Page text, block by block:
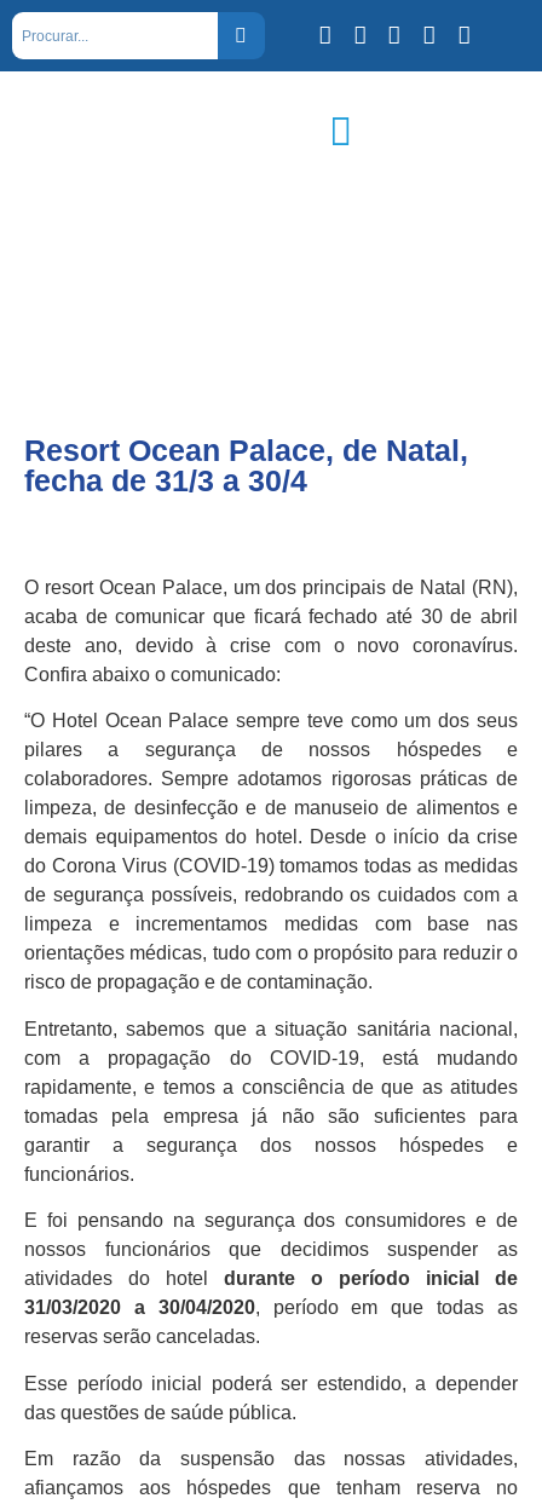
Resort Ocean Palace, de Natal,
fecha de 31/3 a 30/4
O resort Ocean Palace, um dos principais de Natal (RN),
acaba de comunicar que ficará fechado até 30 de abril
deste ano, devido à crise com o novo coronavírus.
Confira abaixo o comunicado:
“O Hotel Ocean Palace sempre teve como um dos seus
pilares a segurança de nossos hóspedes e
colaboradores. Sempre adotamos rigorosas práticas de
limpeza, de desinfecção e de manuseio de alimentos e
demais equipamentos do hotel. Desde o início da crise
do Corona Virus (COVID-19) tomamos todas as medidas
de segurança possíveis, redobrando os cuidados com a
limpeza e incrementamos medidas com base nas
orientações médicas, tudo com o propósito para reduzir o
risco de propagação e de contaminação.
Entretanto, sabemos que a situação sanitária nacional,
com a propagação do COVID-19, está mudando
rapidamente, e temos a consciência de que as atitudes
tomadas pela empresa já não são suficientes para
garantir a segurança dos nossos hóspedes e
funcionários.
E foi pensando na segurança dos consumidores e de
nossos funcionários que decidimos suspender as
atividades do hotel durante o período inicial de
31/03/2020 a 30/04/2020, período em que todas as
reservas serão canceladas.
Esse período inicial poderá ser estendido, a depender
das questões de saúde pública.
Em razão da suspensão das nossas atividades,
afiançamos aos hóspedes que tenham reserva no